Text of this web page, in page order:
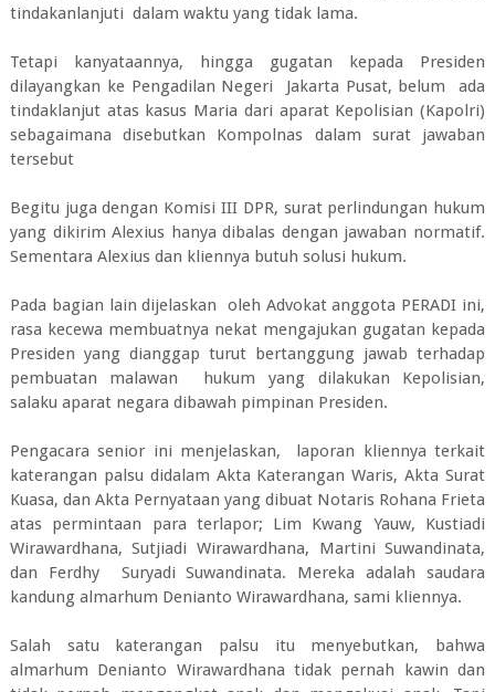
tindakanlanjuti dalam waktu yang tidak lama.
Tetapi kanyataannya, hingga gugatan kepada Presiden
dilayangkan ke Pengadilan Negeri Jakarta Pusat, belum ada
tindaklanjut atas kasus Maria dari aparat Kepolisian (Kapolri)
sebagaimana disebutkan Kompolnas dalam surat jawaban
tersebut
Begitu juga dengan Komisi III DPR, surat perlindungan hukum
yang dikirim Alexius hanya dibalas dengan jawaban normatif.
Sementara Alexius dan kliennya butuh solusi hukum.
Pada bagian lain dijelaskan oleh Advokat anggota PERADI ini,
rasa kecewa membuatnya nekat mengajukan gugatan kepada
Presiden yang dianggap turut bertanggung jawab terhadap
pembuatan malawan hukum yang dilakukan Kepolisian,
salaku aparat negara dibawah pimpinan Presiden.
Pengacara senior ini menjelaskan, laporan kliennya terkait
katerangan palsu didalam Akta Katerangan Waris, Akta Surat
Kuasa, dan Akta Pernyataan yang dibuat Notaris Rohana Frieta
atas permintaan para terlapor; Lim Kwang Yauw, Kustiadi
Wirawardhana, Sutjiadi Wirawardhana, Martini Suwandinata,
dan Ferdhy Suryadi Suwandinata. Mereka adalah saudara
kandung almarhum Denianto Wirawardhana, sami kliennya.
Salah satu katerangan palsu itu menyebutkan, bahwa
almarhum Denianto Wirawardhana tidak pernah kawin dan